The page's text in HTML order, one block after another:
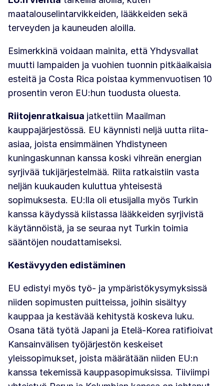
maatalouselintarvikkeiden, lääkkeiden sekä
terveyden ja kauneuden aloilla.
Esimerkkinä voidaan mainita, että Yhdysvallat
muutti lampaiden ja vuohien tuonnin pitkäaikaisia
esteitä ja Costa Rica poistaa kymmenvuotisen 10
prosentin veron EU:hun tuodusta oluesta.
Riitojenratkaisua jatkettiin Maailman
kauppajärjestössä. EU käynnisti neljä uutta riita-
asiaa, joista ensimmäinen Yhdistyneen
kuningaskunnan kanssa koski vihreän energian
syrjivää tukijärjestelmää. Riita ratkaistiin vasta
neljän kuukauden kuluttua yhteisestä
sopimuksesta. EU:lla oli etusijalla myös Turkin
kanssa käydyssä kiistassa lääkkeiden syrjivistä
käytännöistä, ja se seuraa nyt Turkin toimia
sääntöjen noudattamiseksi.
Kestävyyden edistäminen
EU edistyi myös työ- ja ympäristökysymyksissä
niiden sopimusten puitteissa, joihin sisältyy
kauppaa ja kestävää kehitystä koskeva luku.
Osana tätä työtä Japani ja Etelä-Korea ratifioivat
Kansainvälisen työjärjestön keskeiset
yleissopimukset, joista määrätään niiden EU:n
kanssa tekemissä kauppasopimuksissa. Tiiviimpi